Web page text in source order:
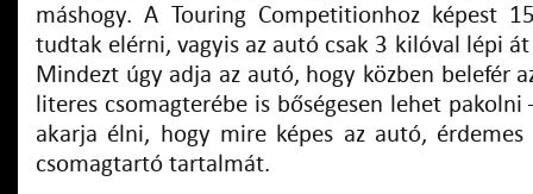
máshogy. A Touring Competitionhoz képest
tudtak elérni, vagyis az autó csak 3 kilóval lépi
Mindezt úgy adja az autó, hogy közben belefér
literes csomagterébe is bőségesen lehet
akarja élni, hogy mire képes az autó,
csomagtartó tartalmát.